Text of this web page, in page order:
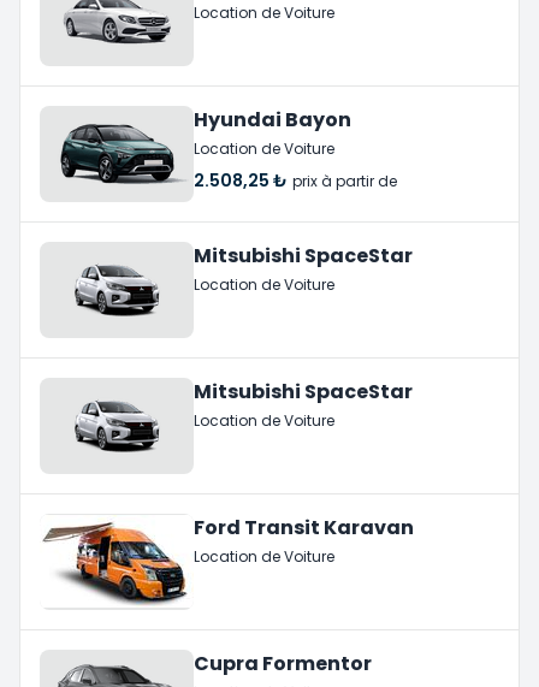
Location de Voiture
Hyundai Bayon
Location de Voiture
2.508,25 ₺ prix à partir de
Mitsubishi SpaceStar
Location de Voiture
Mitsubishi SpaceStar
Location de Voiture
Ford Transit Karavan
Location de Voiture
Cupra Formentor